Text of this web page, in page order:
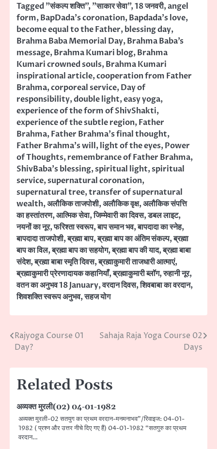
Tagged"संकल्प शक्ति","साकार सेवा",18 जनवरी,angel
form,BapDada's coronation,Bapdada's love,
become equal to the Father,blessing day,
Brahma Baba Memorial Day,Brahma Baba’s
message,Brahma Kumari blog,Brahma
Kumari crowned souls,Brahma Kumari
inspirational article,cooperation from Father
Brahma,corporeal service,Day of
responsibility,double light,easy yoga,
experience of the form of ShivShakti,
experience of the subtle region,Father
Brahma,Father Brahma's final thought,
Father Brahma's will,light of the eyes,Power
of Thoughts,remembrance of Father Brahma,
ShivBaba's blessing,spiritual light,spiritual
service,supernatural coronation,
supernatural tree,transfer of supernatural
wealth,अलौकिक ताजपोशी,अलौकिक वृक्ष,अलौकिक संपत्ति
का हस्तांतरण,आत्मिक सेवा,जिम्मेवारी का दिवस,डबल लाइट,
नयनों का नूर,फरिश्ता स्वरूप,बाप समान भव,बापदादा का स्नेह,
बापदादा ताजपोशी,ब्रह्मा बाप,ब्रह्मा बाप का अंतिम संकल्प,ब्रह्मा
बाप का विल,ब्रह्मा बाप का सहयोग,ब्रह्मा बाप की याद,ब्रह्मा बाबा
संदेश,ब्रह्मा बाबा स्मृति दिवस,ब्रह्माकुमारी ताजधारी आत्माएं,
ब्रह्माकुमारी प्रेरणादायक कहानियाँ,ब्रह्माकुमारी ब्लॉग,रुहानी नूर,
वतन का अनुभव 18 January,वरदान दिवस,शिवबाबा का वरदान,
शिवशक्ति स्वरूप अनुभव,सहज योग
Post
navigation
Rajyoga Course 01
Day?
Sahaja Raja Yoga Course 02
Days
Related Posts
अव्यक्त मुरली(02) 04-01-1982
अव्यक्त मुरली-02 सतयुग का प्रथम वरदान-मनमनाभव”/रिवाइज: 04-01-
1982 ( प्रश्न और उत्तर नीचे दिए गए हैं) 04-01-1982 “सतगुरु का प्रथम
वरदान…